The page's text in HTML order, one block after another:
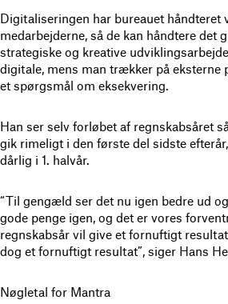
Digitaliseringen har bureauet håndteret
medarbejderne, så de kan håndtere det
strategiske og kreative
digitale, mens man trækker på eksterne
et spørgsmål om eksekvering.
Han ser selv forløbet af regnskabsåret
gik rimeligt i den første del sidste
dårlig i 1. halvår.
“Til gengæld ser det nu igen bedre ud
gode penge igen, og det er vores
regnskabsår vil give et fornuftigt
dog et fornuftigt resultat”, siger Hans
Nøgletal for Mantra